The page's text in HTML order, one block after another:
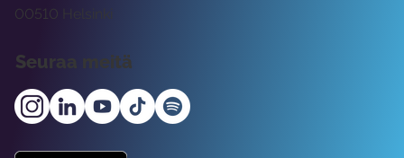
00510 Helsinki
Seuraa meitä